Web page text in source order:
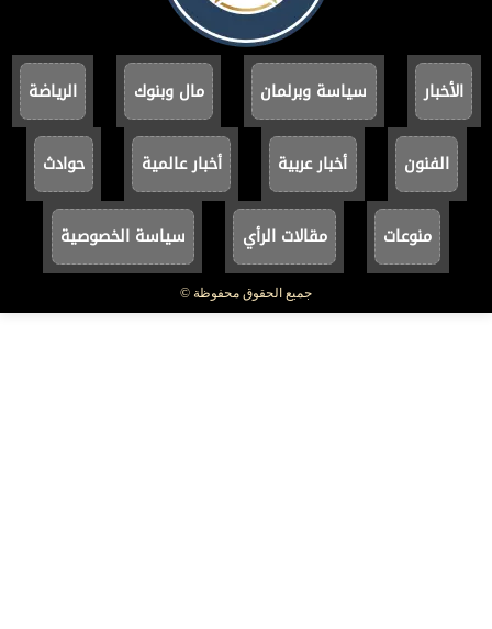
الأخبار سياسة وبرلمان مال وبنوك الرياضة
الفنون أخبار عربية أخبار عالمية حوادث
منوعات مقالات الرأي سياسة الخصوصية
جميع الحقوق محفوظة ©